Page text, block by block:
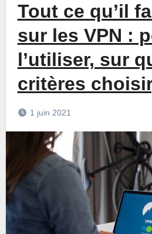
Tout ce qu’il
sur les VPN :
l’utiliser, sur
critères
1 juin 2021